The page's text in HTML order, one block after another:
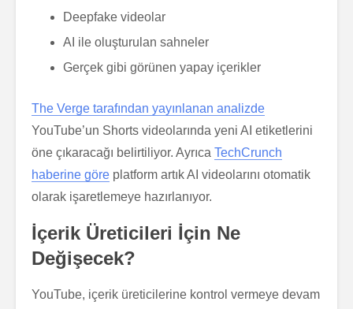
Deepfake videolar
AI ile oluşturulan sahneler
Gerçek gibi görünen yapay içerikler
The Verge tarafından yayınlanan analizde
YouTube’un Shorts videolarında yeni AI etiketlerini
öne çıkaracağı belirtiliyor. Ayrıca TechCrunch
haberine göre platform artık AI videolarını otomatik
olarak işaretlemeye hazırlanıyor.
İçerik Üreticileri İçin Ne
Değişecek?
YouTube, içerik üreticilerine kontrol vermeye devam